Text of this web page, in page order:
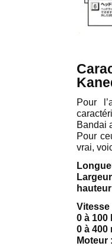
Pour
Bandai
Pour
vrai,
Vitesse
0 à 100
0 à 400
Moteur :